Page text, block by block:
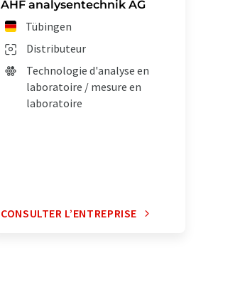
AHF analysentechnik AG
Tübingen
Distributeur
Technologie d'analyse en
laboratoire / mesure en
laboratoire
CONSULTER L’ENTREPRISE